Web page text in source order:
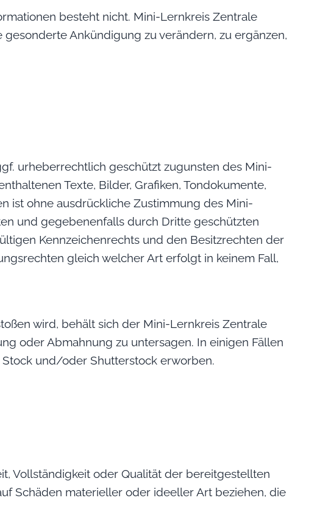
besteht nicht. Mini-Lernkreis Zentrale
Ankündigung zu verändern, zu ergänzen,
urheberrechtlich geschützt zugunsten des Mini-
Texte, Bilder, Grafiken, Tondokumente,
ist ohne ausdrückliche Zustimmung des Mini-
und gegebenenfalls durch Dritte geschützten
Kennzeichenrechts und den Besitzrechten der
gleich welcher Art erfolgt in keinem Fall,
wird, behält sich der Mini-Lernkreis Zentrale
oder Abmahnung zu untersagen. In einigen Fällen
und/oder Shutterstock erworben.
Vollständigkeit oder Qualität der bereitgestellten
Schäden materieller oder ideeller Art beziehen, die